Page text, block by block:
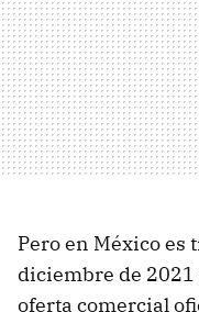
Pero en México es
diciembre de
oferta comercial